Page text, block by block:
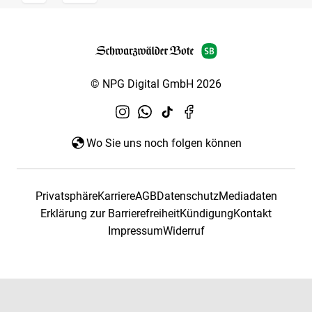
© NPG Digital GmbH 2026
Wo Sie uns noch folgen können
PrivatsphäreKarriereAGBDatenschutzMediadaten
Erklärung zur BarrierefreiheitKündigungKontakt
ImpressumWiderruf